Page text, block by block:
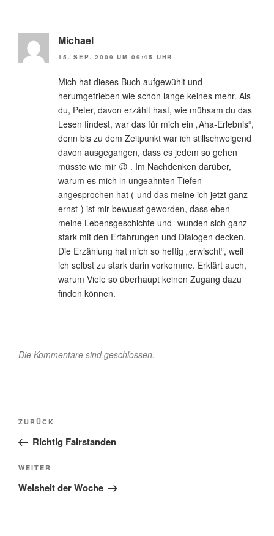
Michael
15. SEP. 2009 UM 09:45 UHR
Mich hat dieses Buch aufgewühlt und
herumgetrieben wie schon lange keines mehr. Als
du, Peter, davon erzählt hast, wie mühsam du das
Lesen findest, war das für mich ein „Aha-Erlebnis“,
denn bis zu dem Zeitpunkt war ich stillschweigend
davon ausgegangen, dass es jedem so gehen
müsste wie mir 😉 . Im Nachdenken darüber,
warum es mich in ungeahnten Tiefen
angesprochen hat (-und das meine ich jetzt ganz
ernst-) ist mir bewusst geworden, dass eben
meine Lebensgeschichte und -wunden sich ganz
stark mit den Erfahrungen und Dialogen decken.
Die Erzählung hat mich so heftig „erwischt“, weil
ich selbst zu stark darin vorkomme. Erklärt auch,
warum Viele so überhaupt keinen Zugang dazu
finden können.
Die Kommentare sind geschlossen.
Beitragsnavigation
Vorheriger
Beitrag
ZURÜCK
Richtig Fairstanden
Nächster
Beitrag
WEITER
Weisheit der Woche